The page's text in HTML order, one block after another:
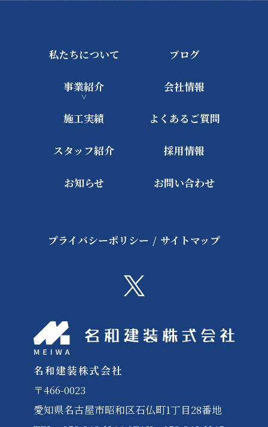
名和建装株式会社
〒466-0023
愛知県名古屋市昭和区石仏町1丁目28番地
私たちについて
事業紹介
施工実績
スタッフ紹介
お知らせ
ブログ
会社情報
よくあるご質問
採用情報
お問い合わせ
プライバシーポリシー / サイトマップ